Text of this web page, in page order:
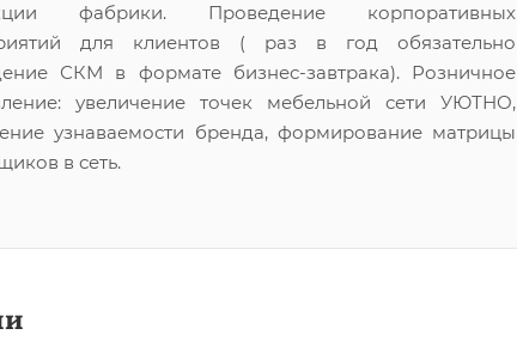
фабрики. Проведение корпоративных
для клиентов ( раз в год обязательно
СКМ в формате бизнес-завтрака). Розничное
увеличение точек мебельной сети УЮТНО,
узнаваемости бренда, формирование матрицы
в сеть.